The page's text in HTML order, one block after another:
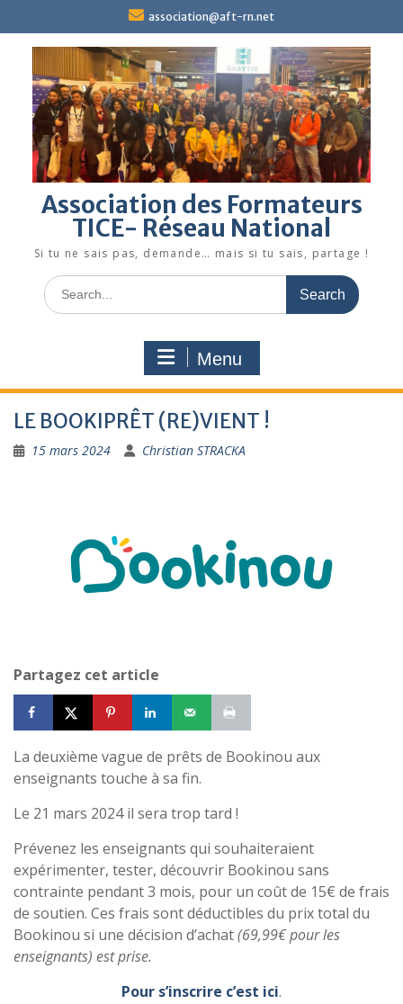
content
association@aft-rn.net
Association des Formateurs
TICE- Réseau National
Si tu ne sais pas, demande… mais si tu sais, partage !
Search
for:
Menu
LE BOOKIPRÊT (RE)VIENT !
15 mars 2024 Christian STRACKA
Partagez cet article
La deuxième vague de prêts de Bookinou aux
enseignants touche à sa fin.
Le 21 mars 2024 il sera trop tard !
Prévenez les enseignants qui souhaiteraient
expérimenter, tester, découvrir Bookinou sans
contrainte pendant 3 mois, pour un coût de 15€ de frais
de soutien. Ces frais sont déductibles du prix total du
Bookinou si une décision d’achat(69,99€ pour les
enseignants) est prise.
Pour s’inscrire c’est ici.